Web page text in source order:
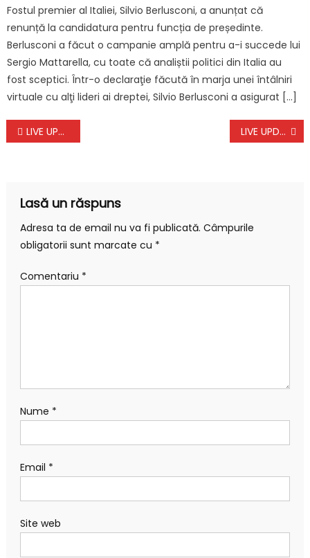
Fostul premier al Italiei, Silvio Berlusconi, a anunțat că
renunță la candidatura pentru funcția de președinte.
Berlusconi a făcut o campanie amplă pentru a-i succede lui
Sergio Mattarella, cu toate că analiștii politici din Italia au
fost sceptici. Într-o declaraţie făcută în marja unei întâlniri
virtuale cu alţi lideri ai dreptei, Silvio Berlusconi a asigurat […]
Navigare
LIVE UPDATE. Război în Israel, ziua 505. Ministrul palestinian de Externe condamnă vizita lui Netanyahu în tabăra de refugiați din Cisiordania LIVE UPDATE. Război în Ucraina, ziua 1.096. Starmer amintește că Marea Britanie este „pregătită să joace un rol” în garanțiile de securitate privind războiul din Ucraina
Lasă un răspuns
Adresa ta de email nu va fi publicată. Câmpurile
obligatorii sunt marcate cu *
Comentariu *
Nume *
Email *
Site web